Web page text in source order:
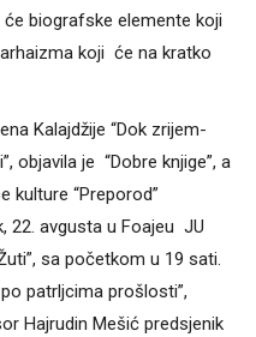
biografske elemente koji
koji će na kratko
Kalajdžije “Dok zrijem-
objavila je “Dobre knjige”, a
kulture “Preporod”
22. avgusta u Foajeu JU
sa početkom u 19 sati.
patrljcima prošlosti”,
Hajrudin Mešić predsjenik